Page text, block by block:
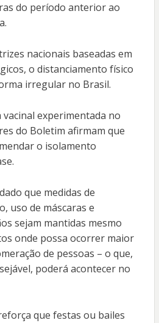
do período anterior ao
nacionais baseadas em
o distanciamento físico
irregular no Brasil.
experimentada no
do Boletim afirmam que
o isolamento
que medidas de
uso de máscaras e
sejam mantidas mesmo
onde possa ocorrer maior
de pessoas – o que,
poderá acontecer no
que festas ou bailes